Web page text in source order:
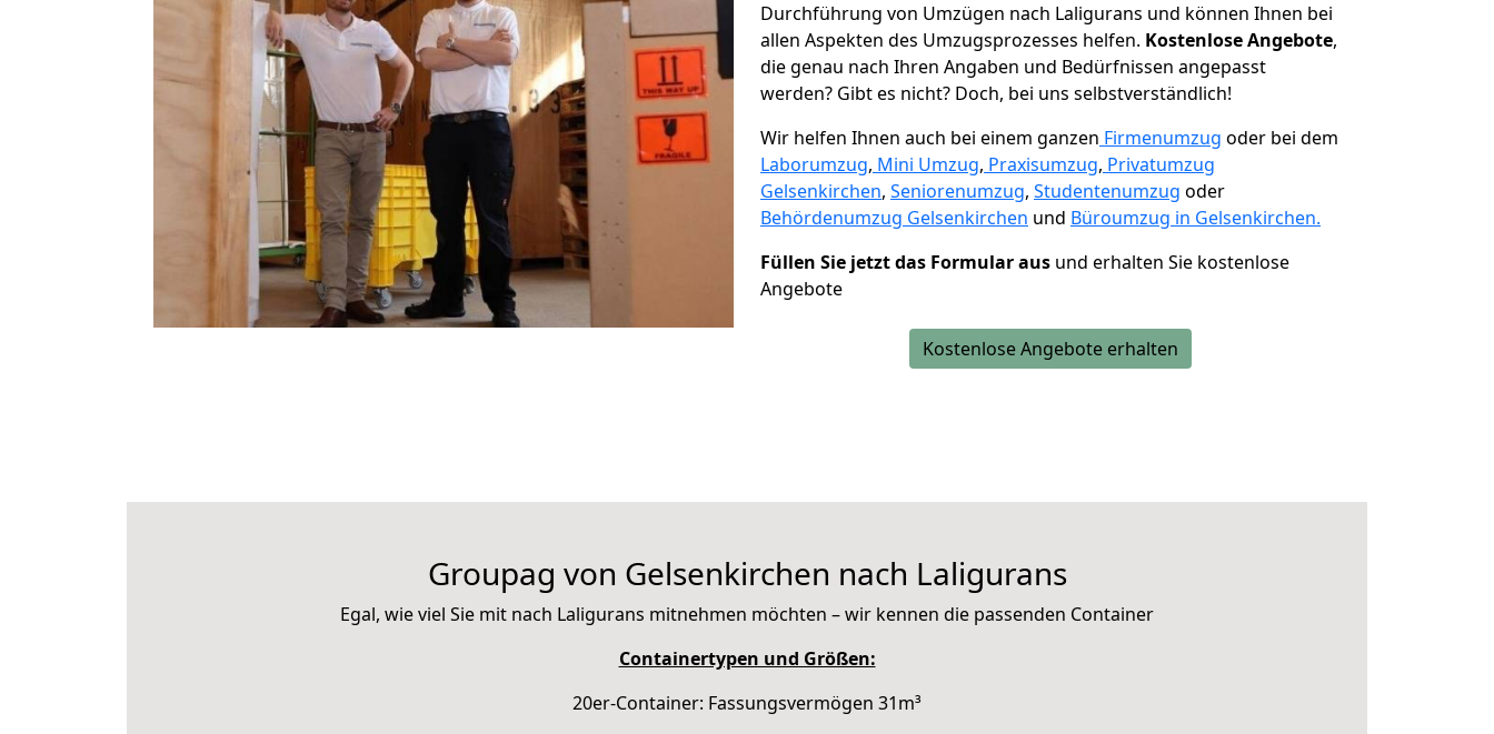
Durchführung von Umzügen nach Laligurans und können Ihnen bei
allen Aspekten des Umzugsprozesses helfen. Kostenlose Angebote,
die genau nach Ihren Angaben und Bedürfnissen angepasst
werden? Gibt es nicht? Doch, bei uns selbstverständlich!
Wir helfen Ihnen auch bei einem ganzen Firmenumzug oder bei dem
Laborumzug, Mini Umzug, Praxisumzug, Privatumzug
Gelsenkirchen, Seniorenumzug, Studentenumzug oder
Behördenumzug Gelsenkirchen und Büroumzug in Gelsenkirchen.
Füllen Sie jetzt das Formular aus und erhalten Sie kostenlose
Angebote
Kostenlose Angebote erhalten
Groupag von Gelsenkirchen nach Laligurans
Egal, wie viel Sie mit nach Laligurans mitnehmen möchten – wir kennen die passenden Container
Containertypen und Größen:
20er-Container: Fassungsvermögen 31m³